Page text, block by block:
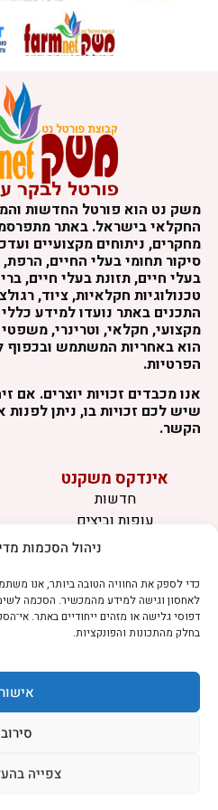
ניהול הסכמות
לאחסון וגישה למידע מהמכשיר. הסכמה
דפוסי גלישה או מזהים ייחודיים באתר.
בחלק מהתכונות והפונקציות.
אישור
סירוב
צפייה
משק נט הוא פורטל החדשות
החקלאי בישראל. באתר
מחקרים, ניתוחים מקצועיים
סיקור תחומי בעלי החיים,
בעלי חיים, תזונת בעלי חיים,
טכנולוגיות חקלאיות, ציוד,
התכנים באתר נועדו למידע כללי
מקצועי, חקלאי, וטרינרי,
הוא באחריות המשתמש ובכפוף
הפרטיות.
אנו מכבדים זכויות יוצרים. אם
שיש לכם זכויות בו, ניתן
הקשר.
אינדקס משקנט
חדשות
עופות וביצים
בקר וחלב
אצות
בריאות מהחי
הרשמה
פרסמו
הצהרת